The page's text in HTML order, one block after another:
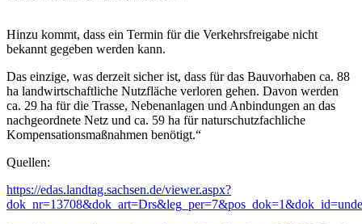
Hinzu kommt, dass ein Termin für die Verkehrsfreigabe nicht
bekannt gegeben werden kann.
Das einzige, was derzeit sicher ist, dass für das Bauvorhaben ca. 88
ha landwirtschaftliche Nutzfläche verloren gehen. Davon werden
ca. 29 ha für die Trasse, Nebenanlagen und Anbindungen an das
nachgeordnete Netz und ca. 59 ha für naturschutzfachliche
Kompensationsmaßnahmen benötigt.“
Quellen:
https://edas.landtag.sachsen.de/viewer.aspx?